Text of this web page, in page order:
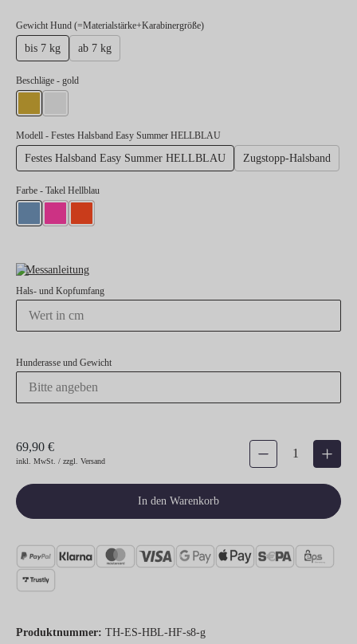
Gewicht Hund (=Materialstärke+Karabinergröße)auswählen
bis 7 kg ab 7 kg
Beschlägeauswählen
- gold
Modell - Festes Halsband Easy Summer HELLBLAU
Festes Halsband Easy Summer HELLBLAU Zugstopp-Halsband
Farbe - Takel Hellblau
Messanleitung
Hals- und Kopfumfang
Hunderasse und Gewicht
69,90 €
inkl. MwSt. / zzgl. Versand
Produkt Anzahl: Gib den
In den Warenkorb
Produktnummer: TH-ES-HBL-HF-s8-g